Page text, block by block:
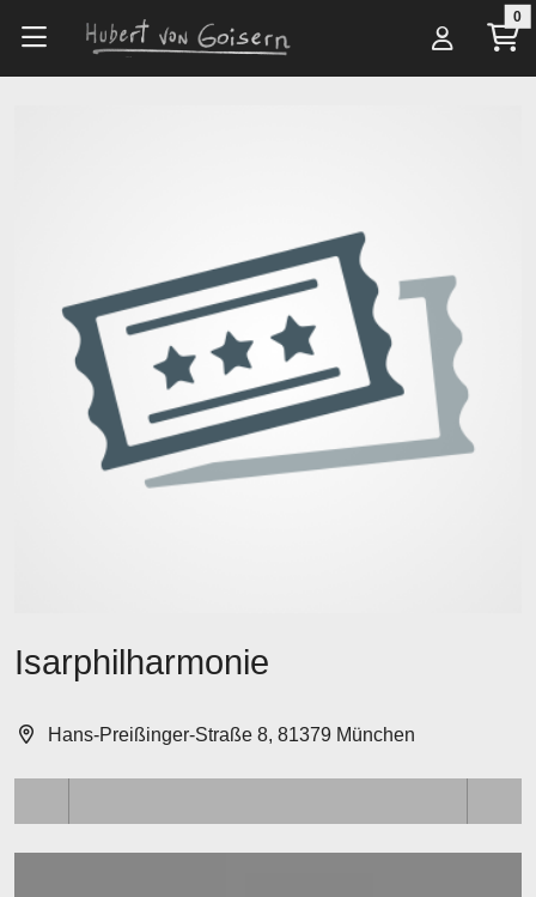
Zum Hauptinhalt springen 0
Alle Artikel
Veranstaltungsorte
Isarphilharmonie
Hans-Preißinger-Straße 8, 81379 München